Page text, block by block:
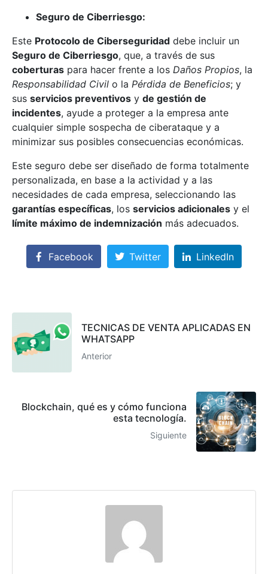
Seguro de Ciberriesgo:
Este Protocolo de Ciberseguridad debe incluir un
Seguro de Ciberriesgo, que, a través de sus
coberturas para hacer frente a los Daños Propios, la
Responsabilidad Civil o la Pérdida de Beneficios; y
sus servicios preventivos y de gestión de
incidentes, ayude a proteger a la empresa ante
cualquier simple sospecha de ciberataque y a
minimizar sus posibles consecuencias económicas.
Este seguro debe ser diseñado de forma totalmente
personalizada, en base a la actividad y a las
necesidades de cada empresa, seleccionando las
garantías específicas, los servicios adicionales y el
límite máximo de indemnización más adecuados.
Facebook Twitter LinkedIn
TECNICAS DE VENTA APLICADAS EN
WHATSAPP
Anterior
Blockchain, qué es y cómo funciona
esta tecnología.
Siguiente